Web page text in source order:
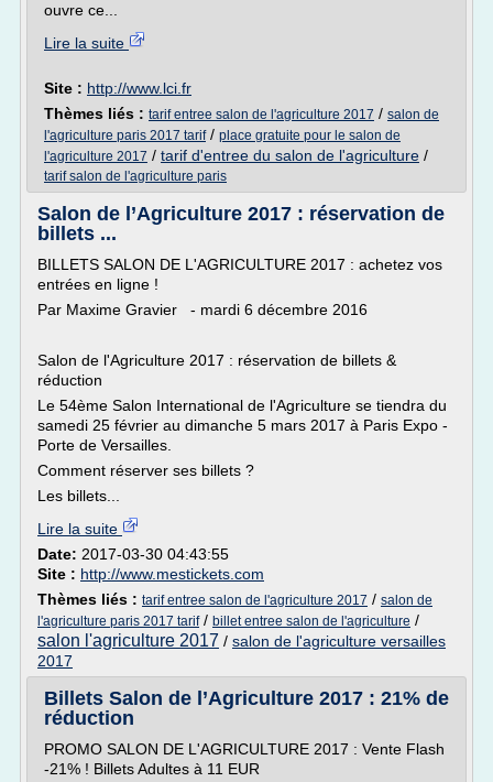
ouvre ce...
Lire la suite
Site : http://www.lci.fr
Thèmes liés : tarif entree salon de l'agriculture 2017 / salon de
l'agriculture paris 2017 tarif/ place gratuite pour le salon de
l'agriculture 2017 / tarif d'entree du salon de l'agriculture /
tarif salon de l'agriculture paris
Salon de l’Agriculture 2017 : réservation de
billets ...
BILLETS SALON DE L'AGRICULTURE 2017 : achetez vos
entrées en ligne !
Par Maxime Gravier - mardi 6 décembre 2016
Salon de l'Agriculture 2017 : réservation de billets &
réduction
Le 54ème Salon International de l'Agriculture se tiendra du
samedi 25 février au dimanche 5 mars 2017 à Paris Expo -
Porte de Versailles.
Comment réserver ses billets ?
Les billets...
Lire la suite
Date: 2017-03-30 04:43:55
Site : http://www.mestickets.com
Thèmes liés : tarif entree salon de l'agriculture 2017 / salon de
l'agriculture paris 2017 tarif/ billet entree salon de l'agriculture /
salon l'agriculture 2017 / salon de l'agriculture versailles
2017
Billets Salon de l’Agriculture 2017 : 21% de
réduction
PROMO SALON DE L'AGRICULTURE 2017 : Vente Flash
-21% ! Billets Adultes à 11 EUR